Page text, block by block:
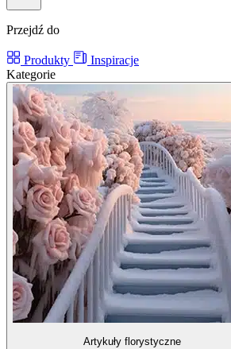
Przejdź do
Produkty
Inspiracje
Kategorie
Artykuły florystyczne